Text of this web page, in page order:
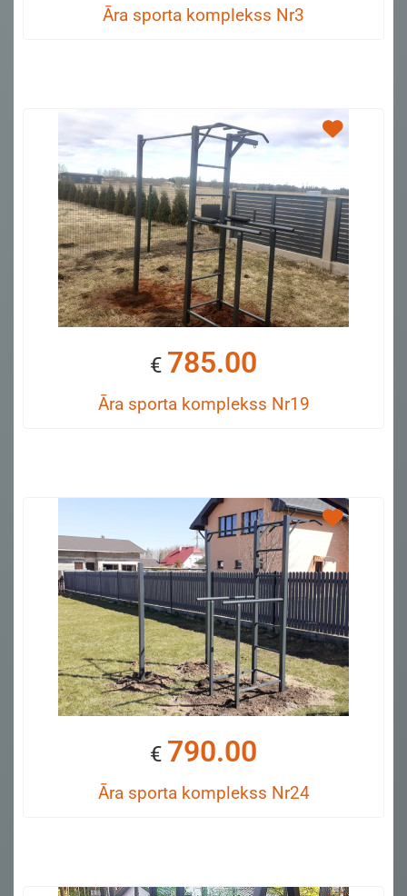
Āra sporta komplekss Nr3
€ 785.00
Āra sporta komplekss Nr19
€ 790.00
Āra sporta komplekss Nr24